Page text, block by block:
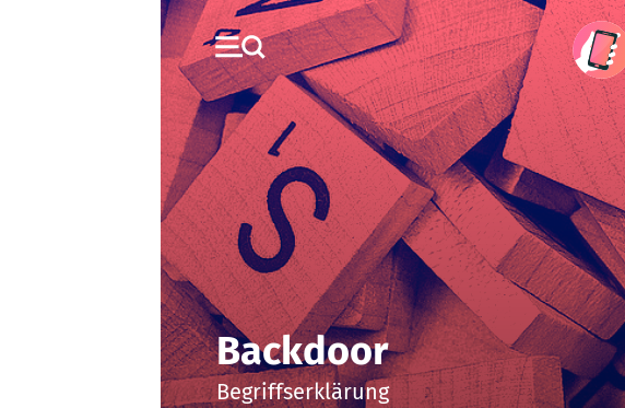
Backdoor
Begriffserklärung